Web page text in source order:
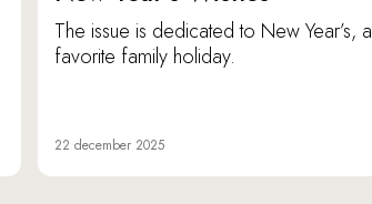
The issue is dedicated to New Year’s, a
favorite family holiday.
22 december 2025